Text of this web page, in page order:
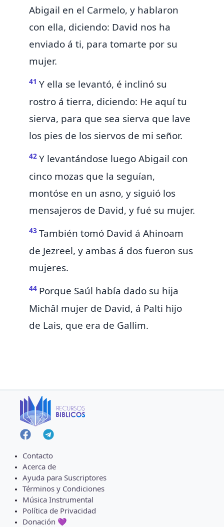
Abigail en el Carmelo, y hablaron
con ella, diciendo: David nos ha
enviado á ti, para tomarte por su
mujer.
41 Y ella se levantó, é inclinó su
rostro á tierra, diciendo: He aquí tu
sierva, para que sea sierva que lave
los pies de los siervos de mi señor.
42 Y levantándose luego Abigail con
cinco mozas que la seguían,
montóse en un asno, y siguió los
mensajeros de David, y fué su mujer.
43 También tomó David á Ahinoam
de Jezreel, y ambas á dos fueron sus
mujeres.
44 Porque Saúl había dado su hija
Michâl mujer de David, á Palti hijo
de Lais, que era de Gallim.
Contacto
Acerca de
Ayuda para Suscriptores
Términos y Condiciones
Música Instrumental
Política de Privacidad
Donación 💜